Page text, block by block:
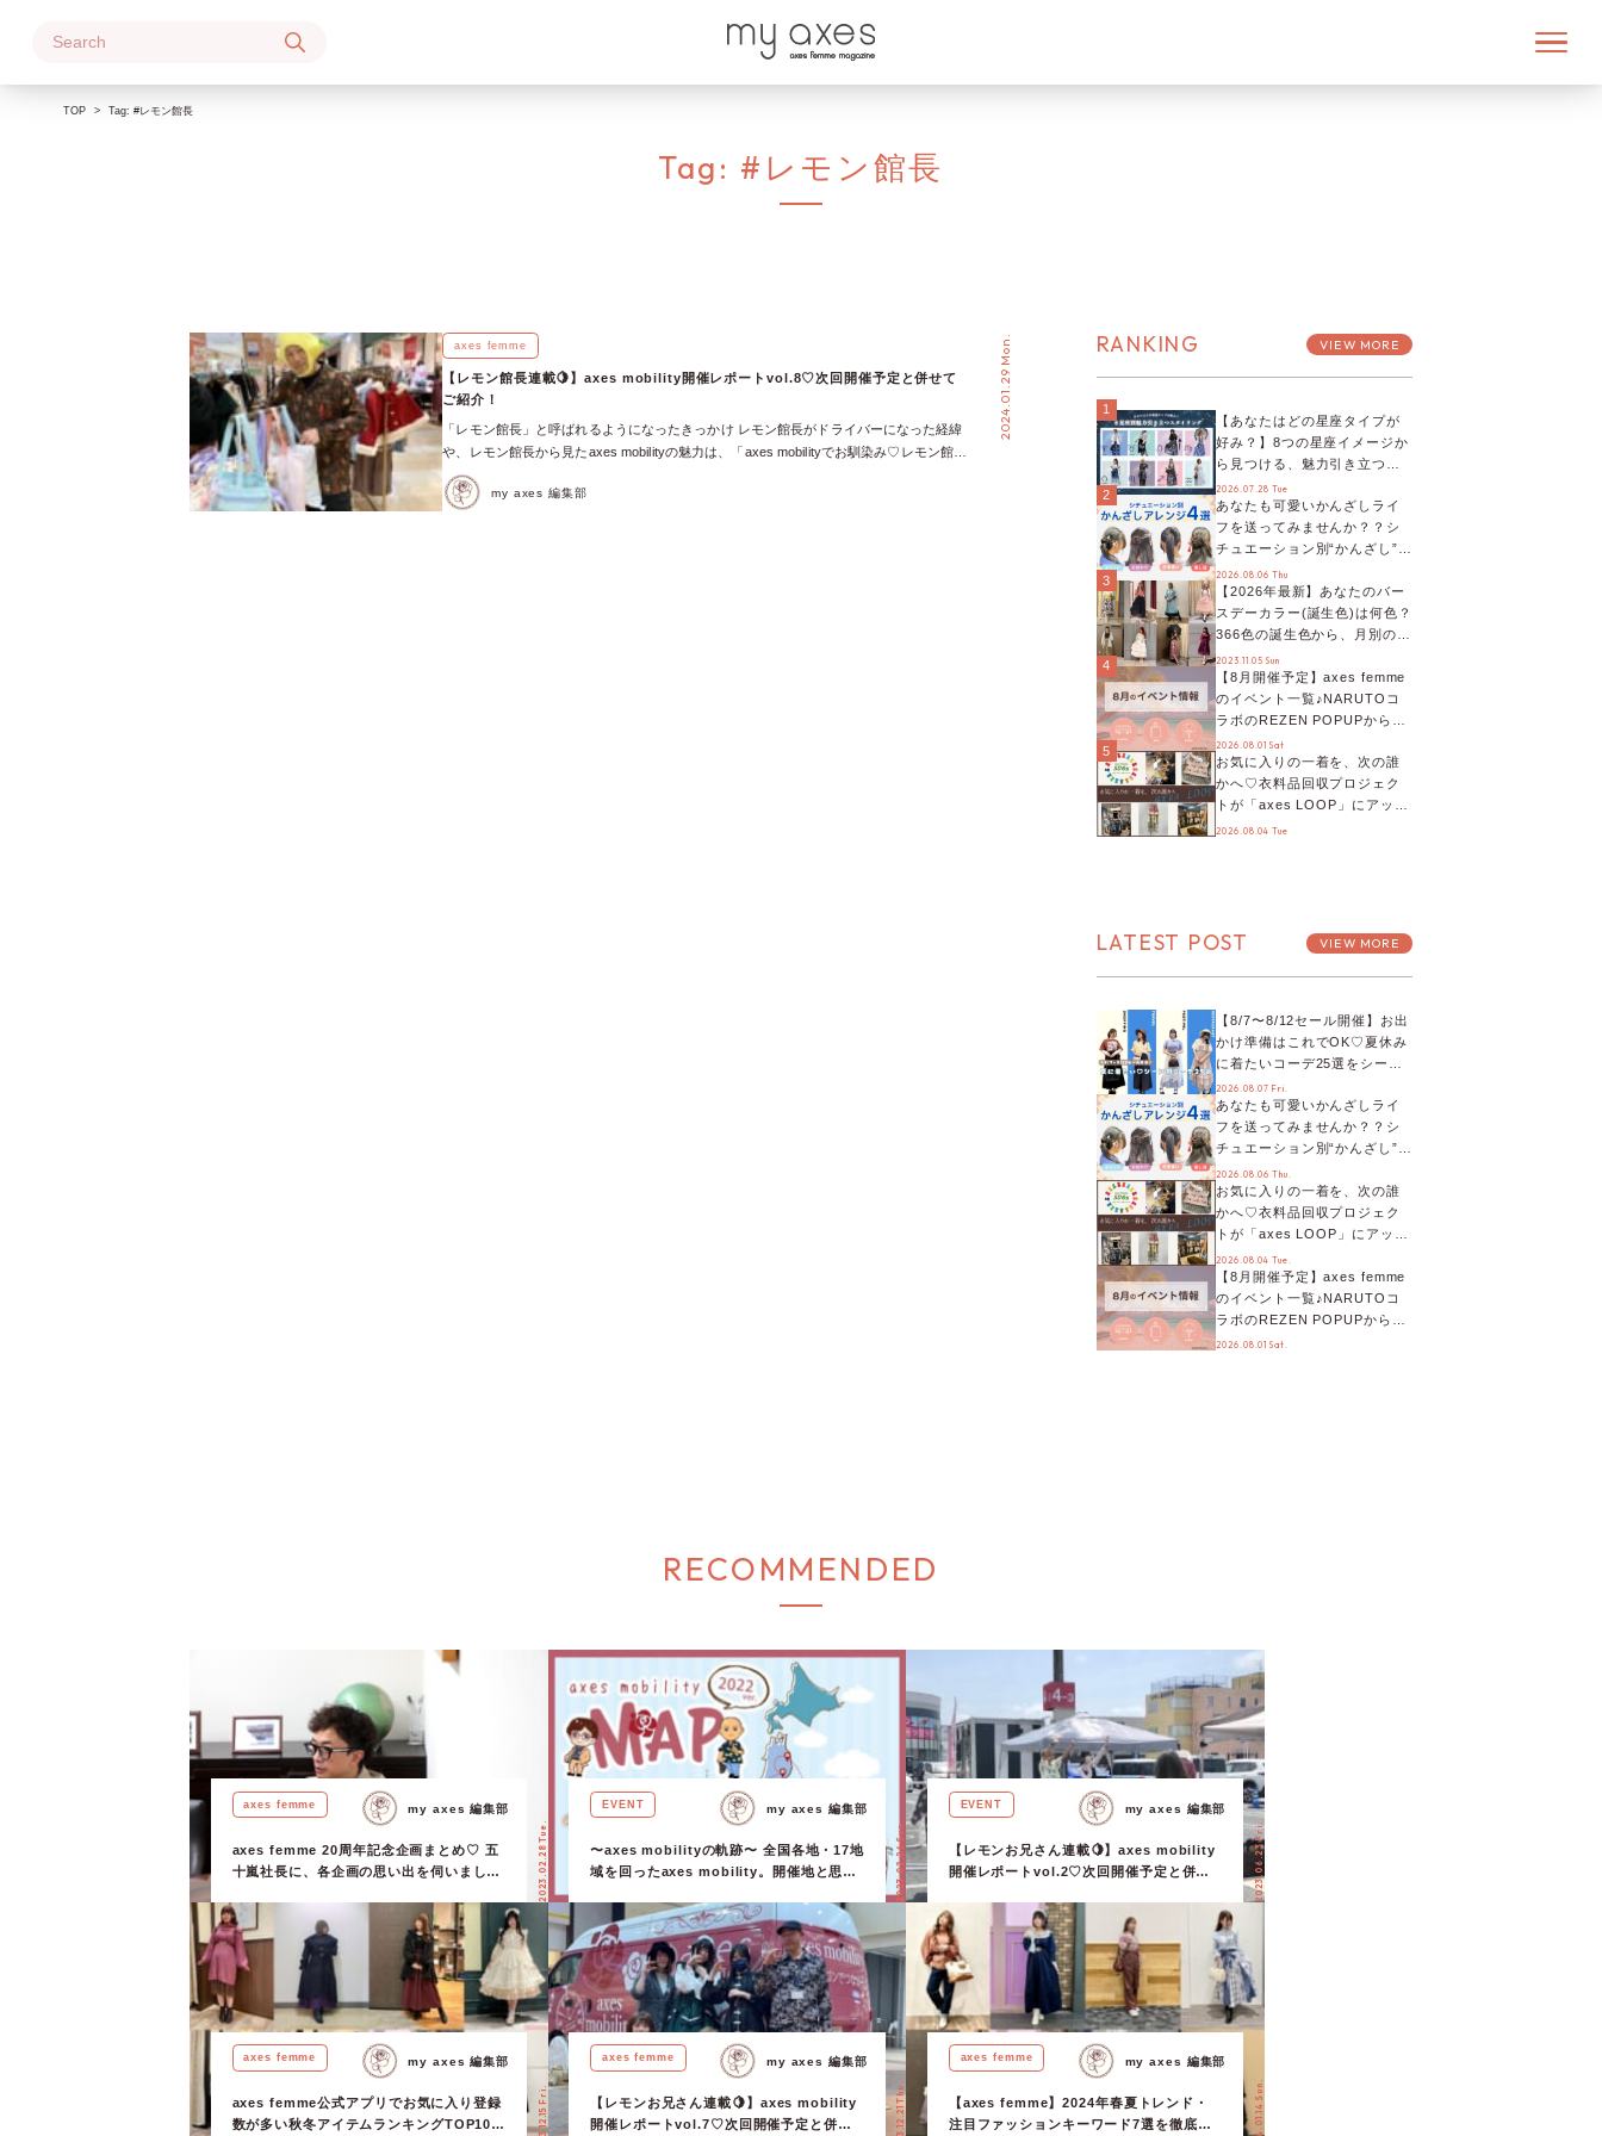
TOP Tag:#レモン館長
Tag: #レモン館長
axes femme
【レモン館長連載🍋】axes mobility開催レポートvol.8♡次回開催予定と併せて
ご紹介！
「レモン館長」と呼ばれるようになったきっかけ レモン館長がドライバーになった経緯
や、レモン館長から見たaxes mobilityの魅力は、「axes mobilityでお馴染み♡レモン館長
の新連載がスタート！【axes mobility開催レポートvol.1】」に掲載されています！ そし
て、過去に開催されたaxes mobilityのレポートは以下の記事でチェック！ 12月23日(土)
my axes 編集部
2024.01.29 Mon.
RECOMMENDED
axes femme
axes femme 20周年記念企画まとめ♡ 五
十嵐社長に、各企画の思い出を伺いまし
2023.02.28 Tue.
my axes 編集部 EVENT
〜axes mobilityの軌跡〜 全国各地・17地
域を回ったaxes mobility。開催地と思い
2023.02.26 Sun.
my axes 編集部 EVENT
【レモンお兄さん連載🍋】axes mobility
開催レポートvol.2♡次回開催予定と併せ
2023.06.23 Fri.
my axes 編集部
axes femme
axes femme公式アプリでお気に入り登録
数が多い秋冬アイテムランキングTOP10！
2023.12.15 Fri.
my axes 編集部 axes femme
【レモンお兄さん連載🍋】axes mobility
開催レポートvol.7♡次回開催予定と併せ
2023.12.21 Thu.
my axes 編集部 axes femme
【axes femme】2024年春夏トレンド・
注目ファッションキーワード7選を徹底解
2024.01.14 Sun.
my axes 編集部
RANKING VIEW MORE
1
【あなたはどの星座タイプが
好み？】8つの星座イメージか
ら見つける、魅力引き立つス
タイリング♡
2026.07.28 Tue
2
あなたも可愛いかんざしライ
フを送ってみませんか？？シ
チュエーション別“かんざし”の
オススメ【ショップスタッフ
編集部】
2026.08.06 Thu
3
【2026年最新】あなたのバー
スデーカラー(誕生色)は何色？
366色の誕生色から、月別の誕
生色、バースデーカラーコー
デまでご紹介♡
2023.11.05 Sun
4
【8月開催予定】axes femme
のイベント一覧♪NARUTOコ
ラボのREZEN POPUPから、
プチYour Stage.、ティーパー
ティまで！8月の特別なイベン
トをチェック◎
2026.08.01 Sat
5
お気に入りの一着を、次の誰
かへ♡衣料品回収プロジェク
トが「axes LOOP」にアップ
デート！活用するとポイント
2026.08.04 Tue
LATEST POST VIEW MORE
【8/7〜8/12セール開催】お出
かけ準備はこれでOK♡夏休み
に着たいコーデ25選をシーン
別に徹底解説！
2026.08.07 Fri.
あなたも可愛いかんざしライ
フを送ってみませんか？？シ
チュエーション別“かんざし”の
オススメ【ショップスタッフ
編集部】
2026.08.06 Thu.
お気に入りの一着を、次の誰
かへ♡衣料品回収プロジェク
トが「axes LOOP」にアップ
デート！活用するとポイント
が手に入る◎
2026.08.04 Tue.
【8月開催予定】axes femme
のイベント一覧♪NARUTOコ
ラボのREZEN POPUPから、
プチYour Stage.、ティーパー
2026.08.01 Sat.